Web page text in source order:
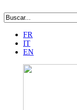
FR
IT
EN